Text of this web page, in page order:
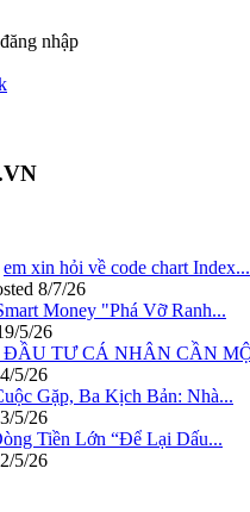
nhập
em xin hỏi về code chart Index...
8/7/26
Money "Phá Vỡ Ranh...
5/26
TƯ CÁ NHÂN CẦN
5/26
Gặp, Ba Kịch Bản: Nhà...
5/26
Tiền Lớn “Để Lại Dấu...
5/26